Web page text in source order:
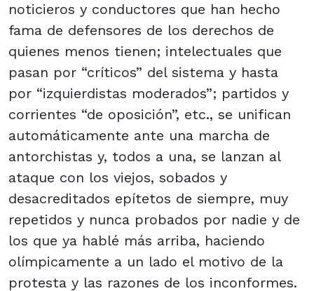
noticieros y conductores que han hecho
fama de defensores de los derechos de
quienes menos tienen; intelectuales que
pasan por “críticos” del sistema y hasta
por “izquierdistas moderados”; partidos y
corrientes “de oposición”, etc., se unifican
automáticamente ante una marcha de
antorchistas y, todos a una, se lanzan al
ataque con los viejos, sobados y
desacreditados epítetos de siempre, muy
repetidos y nunca probados por nadie y de
los que ya hablé más arriba, haciendo
olímpicamente a un lado el motivo de la
protesta y las razones de los inconformes.